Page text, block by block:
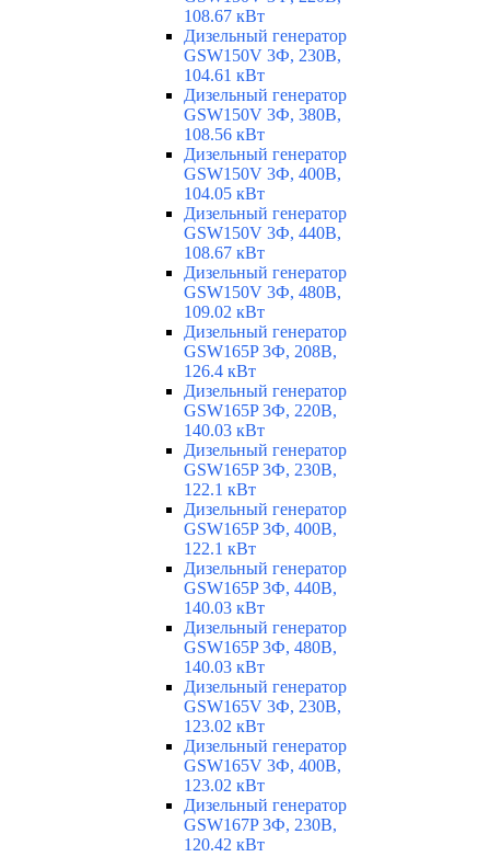
108.67 кВт
Дизельный генератор
GSW150V 3Ф, 230В,
104.61 кВт
Дизельный генератор
GSW150V 3Ф, 380В,
108.56 кВт
Дизельный генератор
GSW150V 3Ф, 400В,
104.05 кВт
Дизельный генератор
GSW150V 3Ф, 440В,
108.67 кВт
Дизельный генератор
GSW150V 3Ф, 480В,
109.02 кВт
Дизельный генератор
GSW165P 3Ф, 208В,
126.4 кВт
Дизельный генератор
GSW165P 3Ф, 220В,
140.03 кВт
Дизельный генератор
GSW165P 3Ф, 230В,
122.1 кВт
Дизельный генератор
GSW165P 3Ф, 400В,
122.1 кВт
Дизельный генератор
GSW165P 3Ф, 440В,
140.03 кВт
Дизельный генератор
GSW165P 3Ф, 480В,
140.03 кВт
Дизельный генератор
GSW165V 3Ф, 230В,
123.02 кВт
Дизельный генератор
GSW165V 3Ф, 400В,
123.02 кВт
Дизельный генератор
GSW167P 3Ф, 230В,
120.42 кВт